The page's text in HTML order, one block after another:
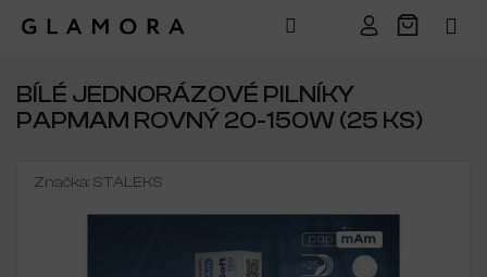
obsah
BÍLÉ JEDNORÁZOVÉ PILNÍKY
PAPMAM ROVNÝ 20-150W (25 KS)
Značka: STALEKS